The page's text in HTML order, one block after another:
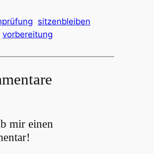
sitzenbleiben
vorbereitung
mir einen